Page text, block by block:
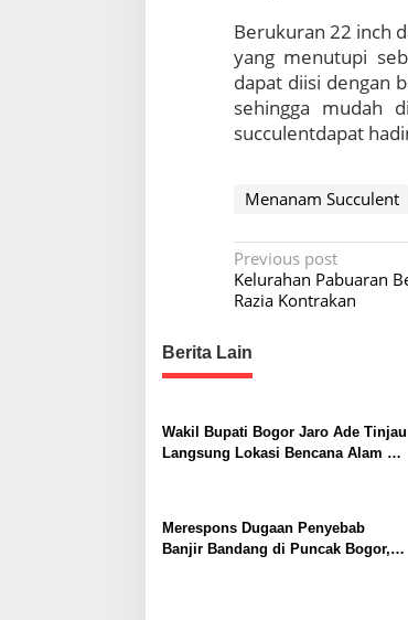
Berukuran 22 inch
yang menutupi
dapat diisi dengan
sehingga mudah
succulentdapat
Menanam Succulent
P
o
t
n
a
v
a
Previous post
Kelurahan Pabuaran
Razia Kontrakan
Berita Lain
Wakil Bupati Bogor Jaro Ade Tinjau
Langsung Lokasi Bencana Alam di
Merespons Dugaan Penyebab
Banjir Bandang di Puncak Bogor,